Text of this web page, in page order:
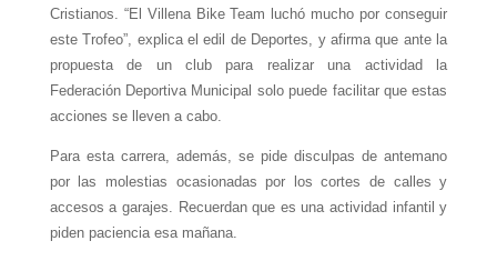
Cristianos. “El Villena Bike Team luchó mucho por conseguir
este Trofeo”, explica el edil de Deportes, y afirma que ante la
propuesta de un club para realizar una actividad la
Federación Deportiva Municipal solo puede facilitar que estas
acciones se lleven a cabo.
Para esta carrera, además, se pide disculpas de antemano
por las molestias ocasionadas por los cortes de calles y
accesos a garajes. Recuerdan que es una actividad infantil y
piden paciencia esa mañana.